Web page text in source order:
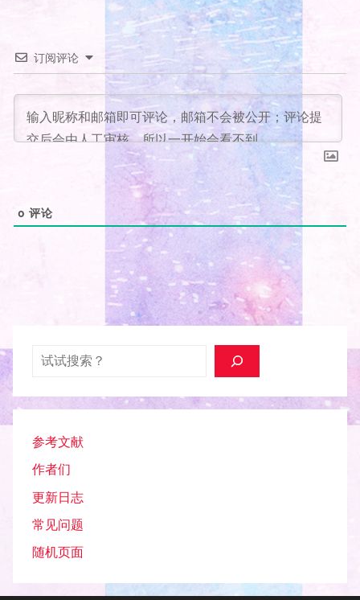
订阅评论
0 评论
搜索
参考文献
作者们
更新日志
常见问题
随机页面